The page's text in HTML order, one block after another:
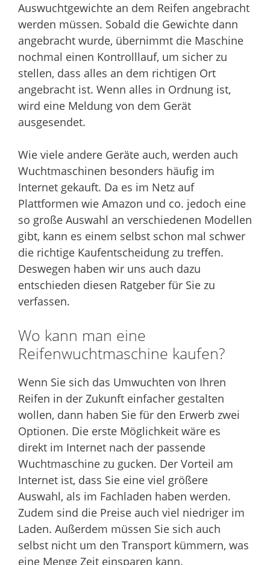
Auswuchtgewichte an dem Reifen angebracht
werden müssen. Sobald die Gewichte dann
angebracht wurde, übernimmt die Maschine
nochmal einen Kontrolllauf, um sicher zu
stellen, dass alles an dem richtigen Ort
angebracht ist. Wenn alles in Ordnung ist,
wird eine Meldung von dem Gerät
ausgesendet.
Wie viele andere Geräte auch, werden auch
Wuchtmaschinen besonders häufig im
Internet gekauft. Da es im Netz auf
Plattformen wie Amazon und co. jedoch eine
so große Auswahl an verschiedenen Modellen
gibt, kann es einem selbst schon mal schwer
die richtige Kaufentscheidung zu treffen.
Deswegen haben wir uns auch dazu
entschieden diesen Ratgeber für Sie zu
verfassen.
Wo kann man eine
Reifenwuchtmaschine kaufen?
Wenn Sie sich das Umwuchten von Ihren
Reifen in der Zukunft einfacher gestalten
wollen, dann haben Sie für den Erwerb zwei
Optionen. Die erste Möglichkeit wäre es
direkt im Internet nach der passende
Wuchtmaschine zu gucken. Der Vorteil am
Internet ist, dass Sie eine viel größere
Auswahl, als im Fachladen haben werden.
Zudem sind die Preise auch viel niedriger im
Laden. Außerdem müssen Sie sich auch
selbst nicht um den Transport kümmern, was
eine Menge Zeit einsparen kann.